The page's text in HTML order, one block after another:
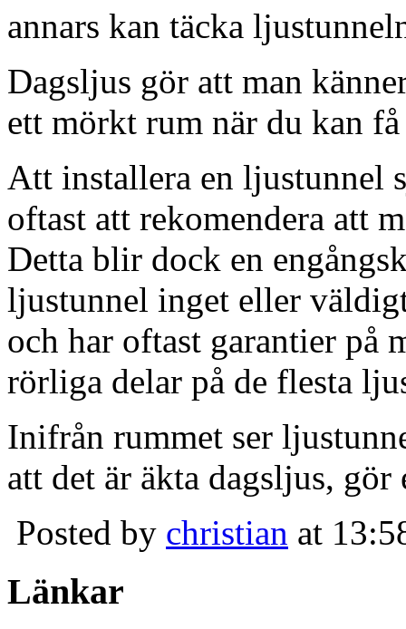
annars kan täcka
Dagsljus gör att man
ett mörkt rum när du kan
Att installera en ljustunnel
oftast att rekomendera att
Detta blir dock en
ljustunnel inget eller
och har oftast garantier på
rörliga delar på de flesta
Inifrån rummet ser
att det är äkta dagsljus,
Posted by christian at
Länkar